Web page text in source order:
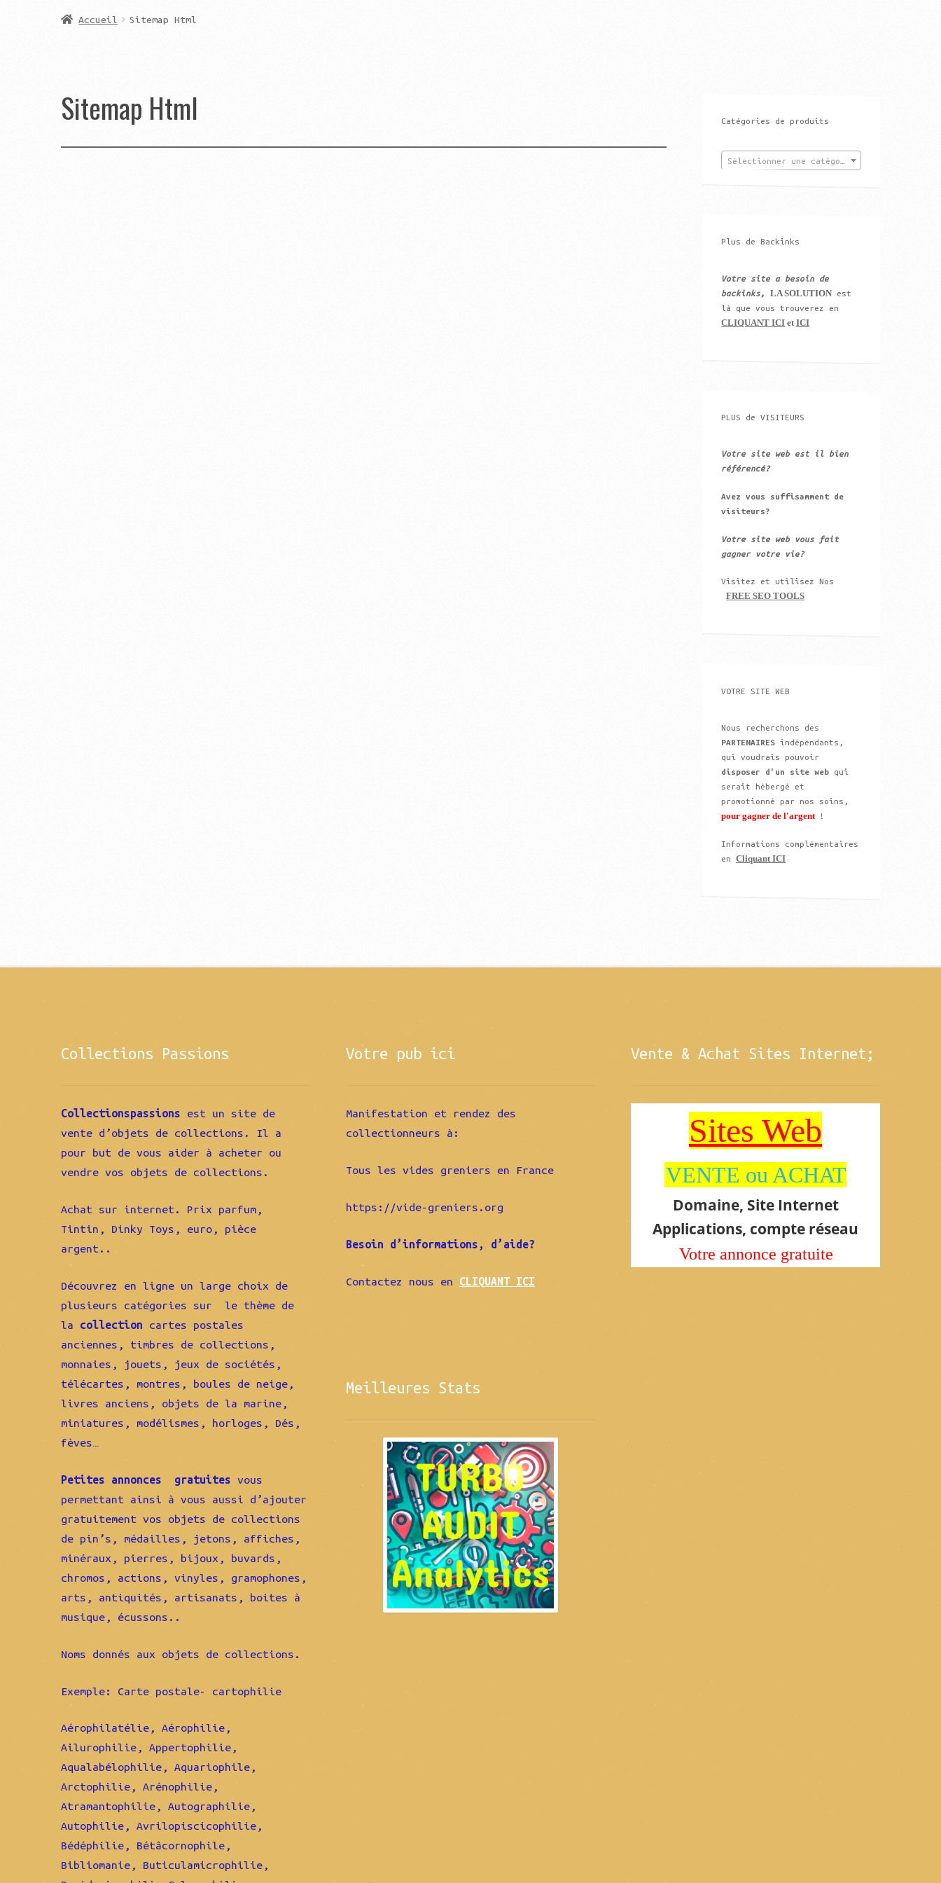
Accueil Sitemap Html
Sitemap Html Catégories de produits
Plus de Backinks
Votre site a besoin de
backinks,
LA SOLUTION est
là que vous trouverez en
CLIQUANT ICI et ICI
PLUS de VISITEURS
Votre site web est il bien
référencé?
Avez vous suffisamment de
visiteurs?
Votre site web vous fait
gagner votre vie?
Visitez et utilisez Nos
FREE SEO TOOLS
VOTRE SITE WEB
Nous recherchons des
PARTENAIRES indépendants,
qui voudrais pouvoir
disposer d'un site web qui
serait hébergé et
promotionné par nos soins,
pour gagner de l'argent !
Informations complémentaires
enCliquant ICI
Collections Passions
Collectionspassions est un site de
vente d’objets de collections. Il a
pour but de vous aider à acheter ou
vendre vos objets de collections.
Achat sur internet. Prix parfum,
Tintin, Dinky Toys, euro, pièce
argent..
Découvrez en ligne un large choix de
plusieurs catégories sur le thème de
la collection cartes postales
anciennes, timbres de collections,
monnaies, jouets, jeux de sociétés,
télécartes, montres, boules de neige,
livres anciens, objets de la marine,
miniatures, modélismes, horloges, Dés,
fèves…
Petites annonces gratuites vous
permettant ainsi à vous aussi d’ajouter
gratuitement vos objets de collections
de pin’s, médailles, jetons, affiches,
minéraux, pierres, bijoux, buvards,
chromos, actions, vinyles, gramophones,
arts, antiquités, artisanats, boites à
musique, écussons..
Noms donnés aux objets de collections.
Exemple: Carte postale- cartophilie
Aérophilatélie, Aérophilie,
Ailurophilie, Appertophilie,
Aqualabélophilie, Aquariophile,
Arctophilie, Arénophilie,
Atramantophilie, Autographilie,
Autophilie, Avrilopiscicophilie,
Bédéphilie, Bétâcornophile,
Bibliomanie, Buticulamicrophilie,
Votre pub ici
Manifestation et rendez des
collectionneurs à:
Tous les vides greniers en France
https://vide-greniers.org
Besoin d’informations, d’aide?
Contactez nous en CLIQUANT ICI
Meilleures Stats
Vente & Achat Sites Internet;
Sites Web
VENTE ou ACHAT
Domaine, Site Internet
Applications, compte réseau
Votre annonce gratuite